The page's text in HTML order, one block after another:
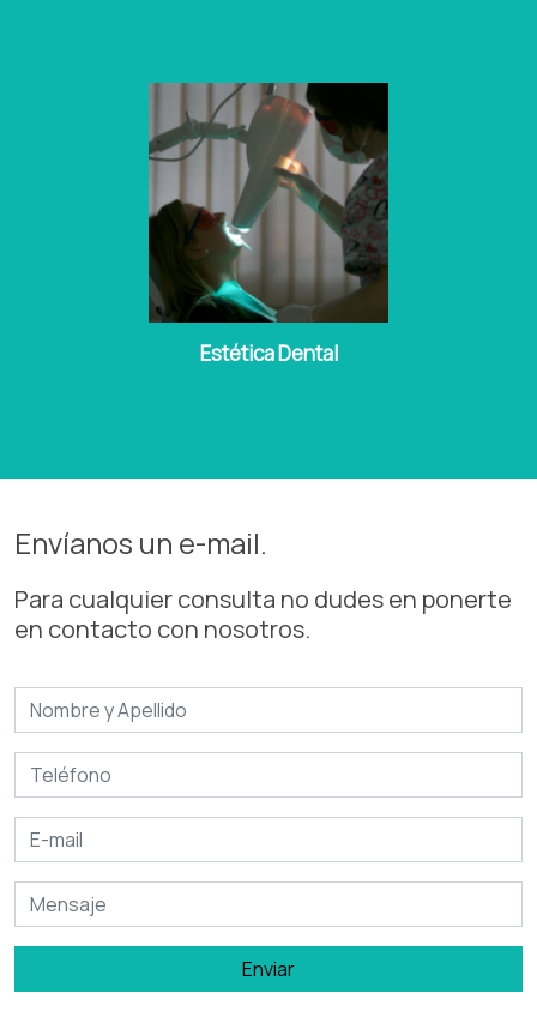
Estética Dental
Envíanos un e-mail.
Para cualquier consulta no dudes en ponerte
en contacto con nosotros.
Enviar